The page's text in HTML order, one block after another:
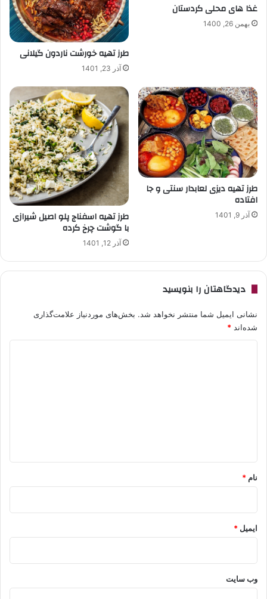
غذا های محلی کردستان
بهمن 26, 1400
طرز تهیه خورشت ناردون گیلانی
آذر 23, 1401
طرز تهیه دیزی لعابدار سنتی و جا
افتاده
آذر 9, 1401 طرز تهیه اسفناج پلو اصیل شیرازی
با گوشت چرخ کرده
آذر 12, 1401
دیدگاهتان را بنویسید
نشانی ایمیل شما منتشر نخواهد شد. بخش‌های موردنیاز علامت‌گذاری
شده‌اند *
نام *
ایمیل *
وب‌ سایت